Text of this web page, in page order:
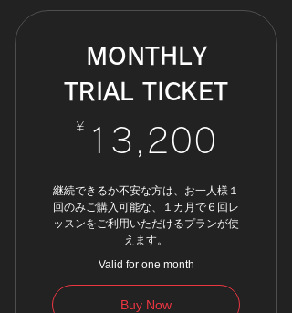
パーソナルトレーニング
50％OFF
有料セミナー ￥０
ル料 ￥０
MONTHLY
TRIAL TICKET
¥ 13,200
継続できるか不安な方は、お一人様１
回のみご購入可能な、１カ月で６回レ
ッスンをご利用いただけるプランが使
えます。
Valid for one month
Buy Now